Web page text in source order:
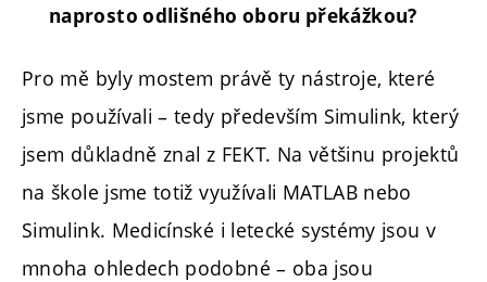
naprosto odlišného oboru překážkou?
Pro mě byly mostem právě ty nástroje, které
jsme používali – tedy především Simulink, který
jsem důkladně znal z FEKT. Na většinu projektů
na škole jsme totiž využívali MATLAB nebo
Simulink. Medicínské i letecké systémy jsou v
mnoha ohledech podobné – oba jsou